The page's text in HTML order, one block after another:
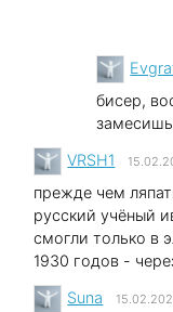
бисер,
VRSH1
прежде чем
русский учёный
смогли только в
1930 годов -
Suna